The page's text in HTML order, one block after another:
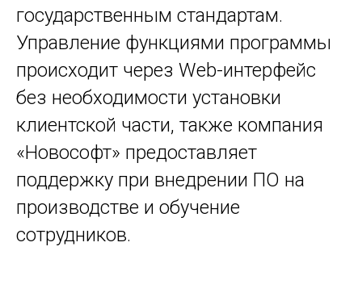
государственным стандартам.
Управление функциями программы
происходит через Web-интерфейс
без необходимости установки
клиентской части, также компания
«Новософт» предоставляет
поддержку при внедрении ПО на
производстве и обучение
сотрудников.